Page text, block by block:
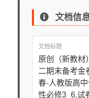
文档信
文档标题
原创（新教材
二期末备考金
春-人教版高
性必修3_6.试